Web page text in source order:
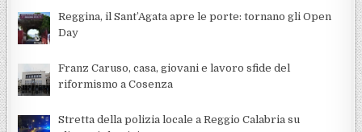
Reggina, il Sant’Agata apre le porte: tornano gli Open
Day
Franz Caruso, casa, giovani e lavoro sfide del
riformismo a Cosenza
Stretta della polizia locale a Reggio Calabria su